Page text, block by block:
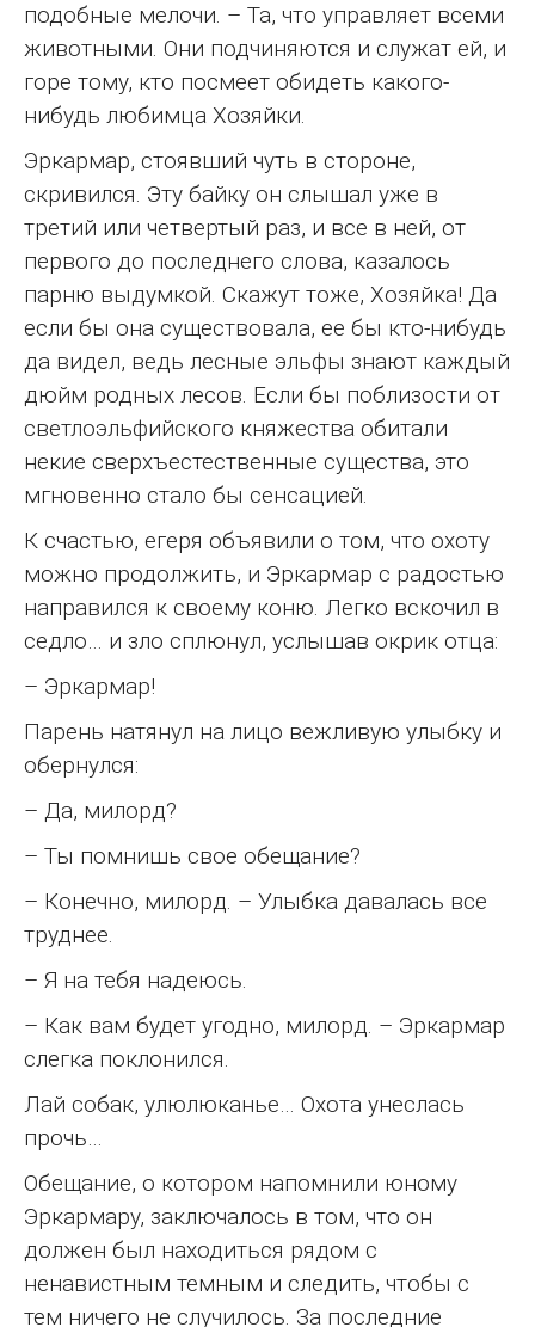
подобные мелочи. – Та, что управляет всеми
животными. Они подчиняются и служат ей, и
горе тому, кто посмеет обидеть какого-
нибудь любимца Хозяйки.
Эркармар, стоявший чуть в стороне,
скривился. Эту байку он слышал уже в
третий или четвертый раз, и все в ней, от
первого до последнего слова, казалось
парню выдумкой. Скажут тоже, Хозяйка! Да
если бы она существовала, ее бы кто-нибудь
да видел, ведь лесные эльфы знают каждый
дюйм родных лесов. Если бы поблизости от
светлоэльфийского княжества обитали
некие сверхъестественные существа, это
мгновенно стало бы сенсацией.
К счастью, егеря объявили о том, что охоту
можно продолжить, и Эркармар с радостью
направился к своему коню. Легко вскочил в
седло… и зло сплюнул, услышав окрик отца:
– Эркармар!
Парень натянул на лицо вежливую улыбку и
обернулся:
– Да, милорд?
– Ты помнишь свое обещание?
– Конечно, милорд. – Улыбка давалась все
труднее.
– Я на тебя надеюсь.
– Как вам будет угодно, милорд. – Эркармар
слегка поклонился.
Лай собак, улюлюканье… Охота унеслась
прочь…
Обещание, о котором напомнили юному
Эркармару, заключалось в том, что он
должен был находиться рядом с
ненавистным темным и следить, чтобы с
тем ничего не случилось. За последние